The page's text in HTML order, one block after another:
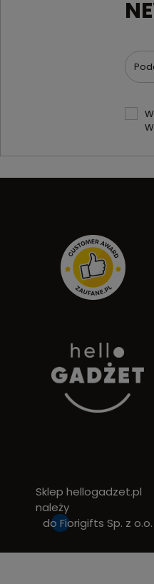
Sklep hellogadzet.pl
należy
do Fiorigifts Sp. z o.o.